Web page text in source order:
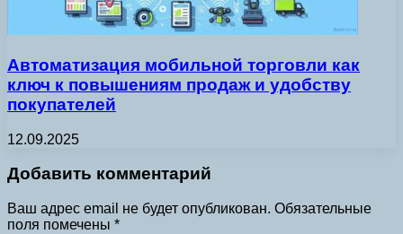
Автоматизация мобильной торговли как
ключ к повышениям продаж и удобству
покупателей
12.09.2025
Добавить комментарий
Ваш адрес email не будет опубликован. Обязательные
поля помечены *